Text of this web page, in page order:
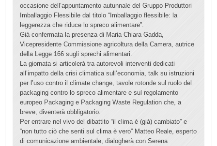
occasione dell’appuntamento autunnale del Gruppo Produttori
Imballaggio Flessibile dal titolo “Imballaggio flessibile: la
leggerezza che riduce lo spreco alimentare”.
Già confermata la presenza di Maria Chiara Gadda,
Vicepresidente Commissione agricoltura della Camera, autrice
della Legge 166 sugli sprechi alimentari.
La giornata si articolerà tra autorevoli interventi dedicati
all’impatto della crisi climatica sull’economia, talk su istruzioni
per l’uso contro il climate change, tavole rotonde sul ruolo del
packaging contro lo spreco alimentare e sul regolamento
europeo Packaging e Packaging Waste Regulation che, a
breve, diventerà obbligatorio.
Per entrare nel vivo del dibattito “il clima è (già) cambiato” e
“non tutto ciò che senti sul clima è vero” Matteo Reale, esperto
di comunicazione ambientale, dialogherà con Serena